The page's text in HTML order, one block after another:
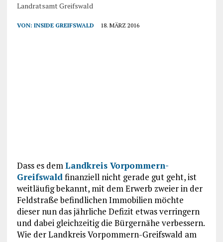
Landratsamt Greifswald
VON: INSIDE GREIFSWALD 18. MÄRZ 2016
Dass es dem Landkreis Vorpommern-
Greifswald finanziell nicht gerade gut geht, ist
weitläufig bekannt, mit dem Erwerb zweier in der
Feldstraße befindlichen Immobilien möchte
dieser nun das jährliche Defizit etwas verringern
und dabei gleichzeitig die Bürgernähe verbessern.
Wie der Landkreis Vorpommern-Greifswald am